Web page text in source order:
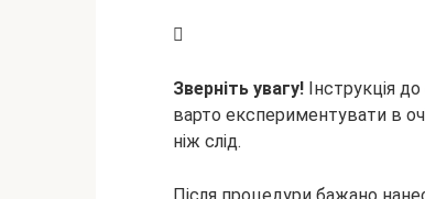
Зверніть увагу! Інструкція
варто експериментувати в
ніж слід.